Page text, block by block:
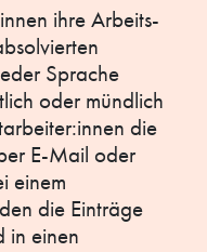
ihre Arbeits-
Sprache
oder mündlich
die
E-Mail oder
einem
die Einträge
in einen